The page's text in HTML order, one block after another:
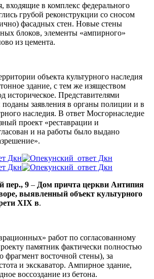
входящие в комплекс федерального
грубой реконструкции со сносом
фасадных стен. Новые стены
блоков, элементы «ампирного»
из цемента.
объекта культурного наследия
здание, с тем же изяществом
историческое. Представителями
поданы заявления в органы полиции и в
наследия. В ответ Мосгорнаследие
проект «реставрации и
и на работы было выдано
пер., 9 – Дом причта церкви Антипия
выявленный объект культурного
XIX в.
работ по согласованному
памятник фактически полностью
фрагмент восточной стены), за
и экскаватор. Ампирное здание,
воссоздание из бетона.